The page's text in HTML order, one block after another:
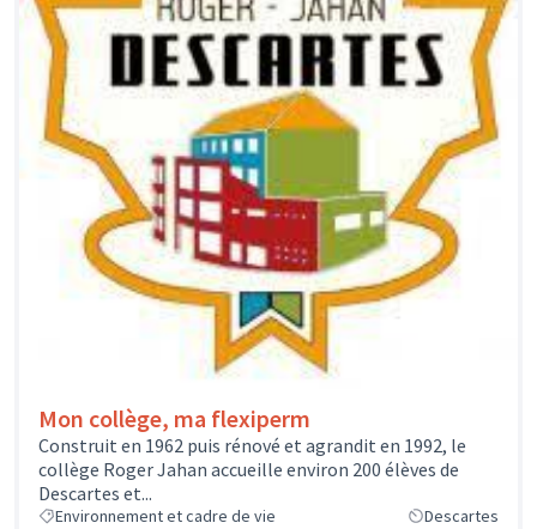
Mon collège, ma flexiperm
Construit en 1962 puis rénové et agrandit en 1992, le
collège Roger Jahan accueille environ 200 élèves de
Descartes et...
Environnement et cadre de vie Descartes